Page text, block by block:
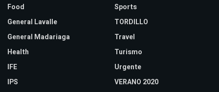
Food
General Lavalle
General Madariaga
Health
IFE
IPS
Sports
TORDILLO
Travel
Turismo
Urgente
VERANO 2020